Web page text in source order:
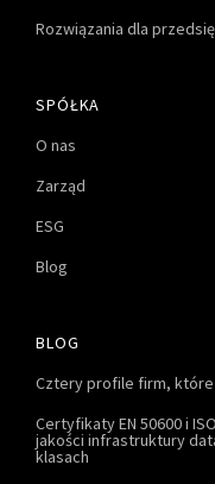
Rozwiązania dla
SPÓŁKA
O nas
Zarząd
ESG
Blog
BLOG
Cztery profile firm,
Certyfikaty EN 50600 i
jakości infrastruktury
klasach